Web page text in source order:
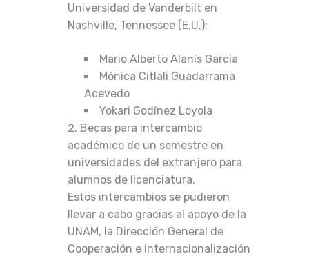
Universidad de Vanderbilt en
Nashville, Tennessee (E.U.):
Mario Alberto Alanís García
Mónica Citlali Guadarrama
Acevedo
Yokari Godínez Loyola
Becas para intercambio
académico de un semestre en
universidades del extranjero para
alumnos de licenciatura.
Estos intercambios se pudieron
llevar a cabo gracias al apoyo de la
UNAM, la Dirección General de
Cooperación e Internacionalización